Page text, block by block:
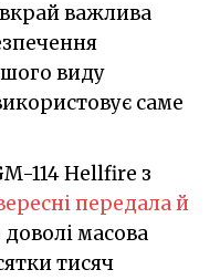
важлива
виду
саме
114 Hellfire з
передала й
доволі масова
тисяч